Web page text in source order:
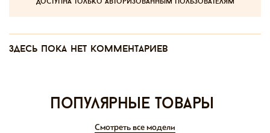
доступна только авторизованным пользователям
Здесь пока нет комментариев
Популярные товары
Смотреть все модели